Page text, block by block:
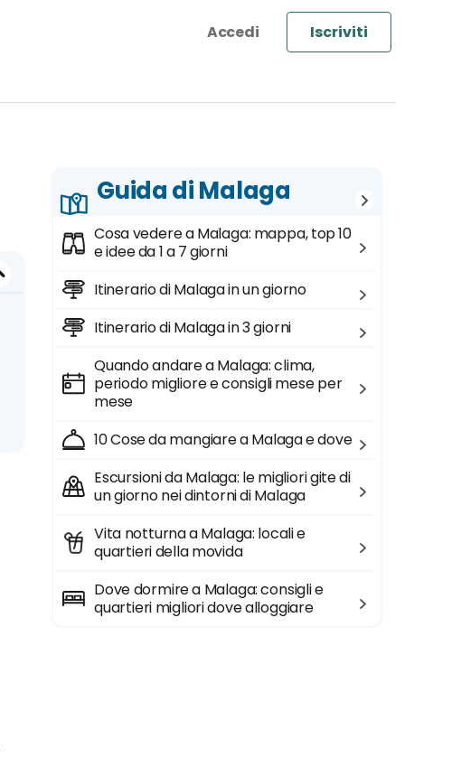
Iscriviti
Guida di Malaga
Cosa vedere a Malaga: mappa, top 10
e idee da 1 a 7 giorni
Itinerario di Malaga in un giorno
Itinerario di Malaga in 3 giorni
Quando andare a Malaga: clima,
periodo migliore e consigli mese per
mese
10 Cose da mangiare a Malaga e dove
Escursioni da Malaga: le migliori gite di
un giorno nei dintorni di Malaga
Vita notturna a Malaga: locali e
quartieri della movida
Dove dormire a Malaga: consigli e
quartieri migliori dove alloggiare